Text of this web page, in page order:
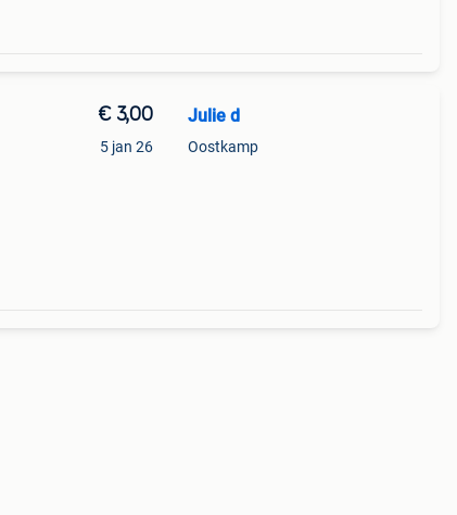
€ 3,00
5 jan 26
Julie d
Oostkamp